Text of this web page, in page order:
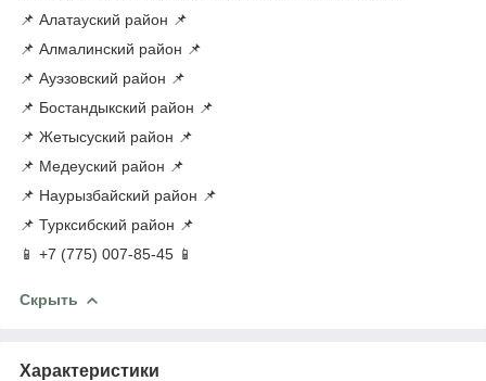
📌 Алатауский район 📌
📌 Алмалинский район 📌
📌 Ауэзовский район 📌
📌 Бостандыкский район 📌
📌 Жетысуский район 📌
📌 Медеуский район 📌
📌 Наурызбайский район 📌
📌 Турксибский район 📌
📱 +7 (775) 007-85-45 📱
Скрыть
Характеристики